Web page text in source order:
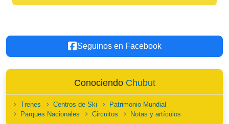
Seguinos en Facebook
Conociendo Chubut
Trenes Centros de Ski
Patrimonio Mundial
Parques Nacionales
Circuitos Notas y artículos